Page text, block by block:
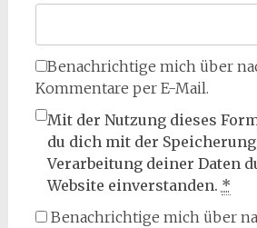
Benachrichtige mich über
Kommentare per E-Mail.
Mit der Nutzung dieses
du dich mit der
Verarbeitung deiner Daten
Website einverstanden. *
Benachrichtige mich über